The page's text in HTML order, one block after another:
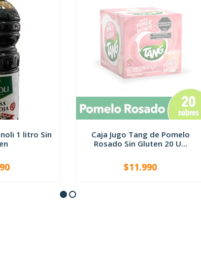
1 litro Sin
+
Caja Jugo Tang de Pomelo
Rosado Sin Gluten 20 U...
NO DISPONIBLE
$11.990